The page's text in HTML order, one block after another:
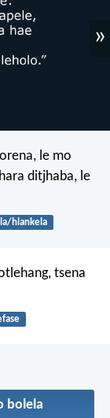
»
le mo
hara ditjhaba, le
hlankela
tsena
bolela